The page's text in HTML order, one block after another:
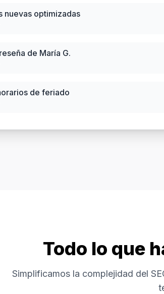
nuevas optimizadas
de María G.
de feriado
Todo lo que
Simplificamos la complejidad del